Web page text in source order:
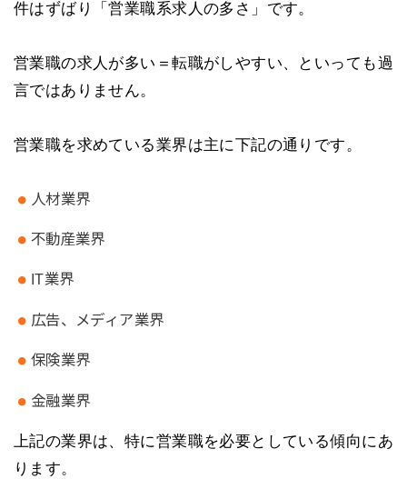
件はずばり「営業職系求人の多さ」です。
営業職の求人が多い＝転職がしやすい、といっても過
言ではありません。
営業職を求めている業界は主に下記の通りです。
人材業界
不動産業界
IT業界
広告、メディア業界
保険業界
金融業界
上記の業界は、特に営業職を必要としている傾向にあ
ります。